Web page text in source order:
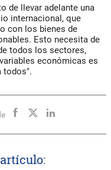
de llevar adelante una
internacional, que
con los bienes de
Esto necesita de
todos los sectores,
económicas es
todos".